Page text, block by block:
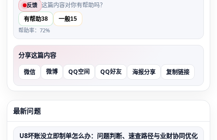
反馈 这篇内容对你有帮助吗？
有帮助38 一般15
帮助率：72%
分享这篇内容
微信 微博 QQ空间 QQ好友 海报分享 复制链接
最新问题
U8坏账没立即制单怎么办：问题判断、速查路径与业财协同优化